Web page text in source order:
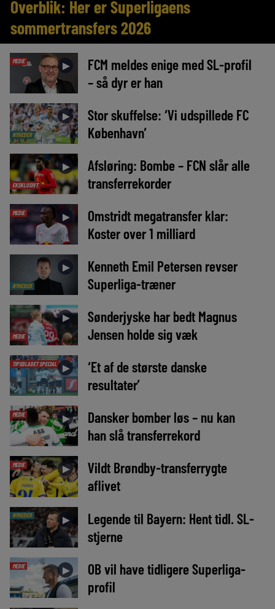
Overblik: Her er Superligaens
sommertransfers 2026
MEDIE ►
FCM meldes enige med SL-profil
– så dyr er han
NYHEDER
►
Stor skuffelse: ‘Vi udspillede FC
København’
EKSKLUSIVT
►
Afsløring: Bombe – FCN slår alle
transferrekorder
MEDIE ►
Omstridt megatransfer klar:
Koster over 1 milliard
NYHEDER
►
Kenneth Emil Petersen revser
Superliga-træner
MEDIE
►
Sønderjyske har bedt Magnus
Jensen holde sig væk
TIPSBLADET SPECIAL ►
‘Et af de største danske
resultater’
MEDIE ►
Dansker bomber løs – nu kan
han slå transferrekord
MEDIE ►
Vildt Brøndby-transferrygte
aflivet
NYHEDER ►
Legende til Bayern: Hent tidl. SL-
stjerne
MEDIE ►
OB vil have tidligere Superliga-
profil